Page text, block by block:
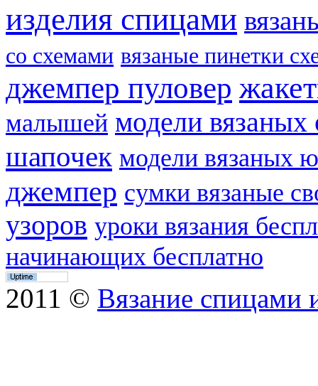
изделия спицами
со схемами вязаные пинетки
джемпер пуловер
малышей модели вязаных
шапочек модели вязаных
джемпер сумки вязаные
узоров уроки вязания
начинающих бесплатно
2011 © Вязание спицами